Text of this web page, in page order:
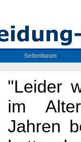
Seitenbaum
"Leider
im
Jahren